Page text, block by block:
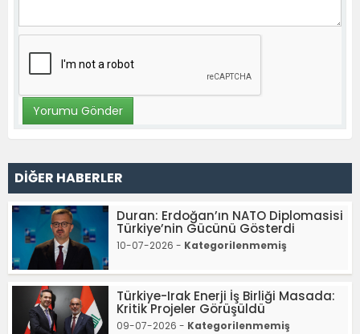
DİĞER HABERLER
Duran: Erdoğan’ın NATO Diplomasisi
Türkiye’nin Gücünü Gösterdi
10-07-2026 - Kategorilenmemiş
Türkiye-Irak Enerji İş Birliği Masada:
Kritik Projeler Görüşüldü
09-07-2026 - Kategorilenmemiş